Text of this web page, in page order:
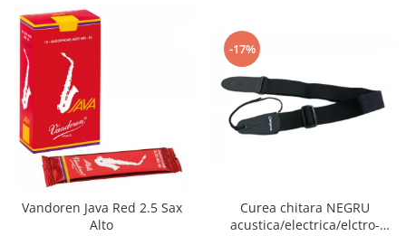
Vandoren Java Red 2.5 Sax
Alto
-17%
Curea chitara NEGRU
acustica/electrica/elctro-